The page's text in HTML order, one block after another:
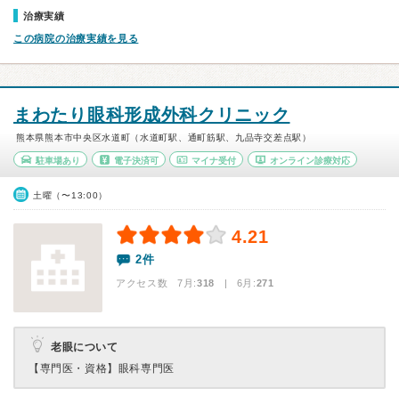
治療実績
この病院の治療実績を見る
まわたり眼科形成外科クリニック
熊本県熊本市中央区水道町（水道町駅、通町筋駅、九品寺交差点駅）
駐車場あり 電子決済可 マイナ受付 オンライン診療対応
土曜（〜13:00）
4.21
2件
アクセス数 7月:318 | 6月:271
老眼について
【専門医・資格】 眼科専門医